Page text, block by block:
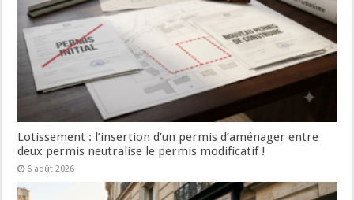
Lotissement : l’insertion d’un permis d’aménager entre
deux permis neutralise le permis modificatif !
6 août 2026